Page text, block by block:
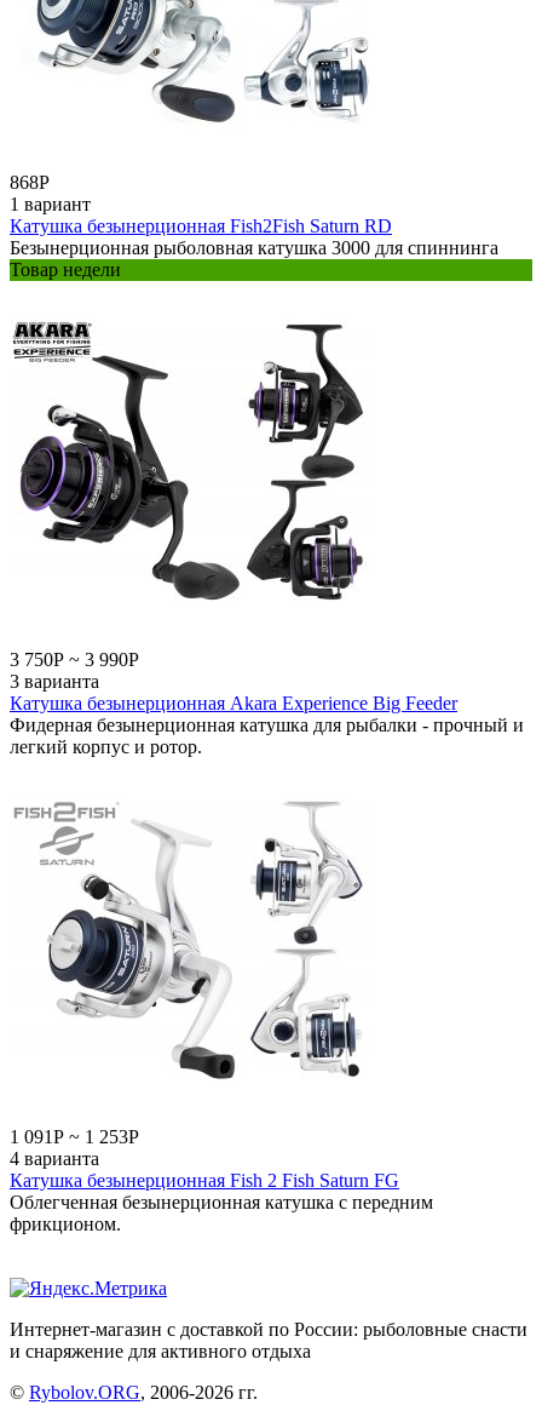
868Р
1 вариант
Катушка безынерционная Fish2Fish Saturn RD
Безынерционная рыболовная катушка 3000 для спиннинга
Товар недели
3 750Р ~ 3 990Р
3 варианта
Катушка безынерционная Akara Experience Big Feeder
Фидерная безынерционная катушка для рыбалки - прочный и
легкий корпус и ротор.
1 091Р ~ 1 253Р
4 варианта
Катушка безынерционная Fish 2 Fish Saturn FG
Облегченная безынерционная катушка с передним
фрикционом.
Интернет-магазин с доставкой по России: рыболовные снасти
и снаряжение для активного отдыха
© Rybolov.ORG, 2006-2026 гг.